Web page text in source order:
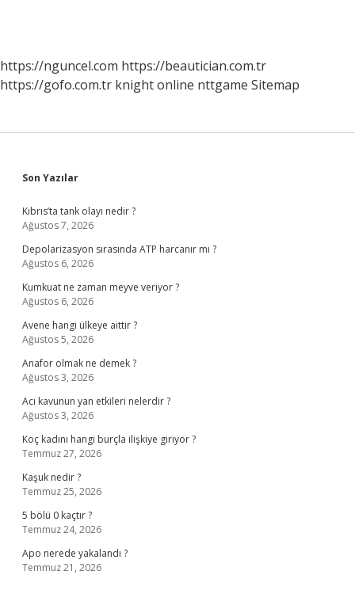
https://nguncel.com https://beautician.com.tr
https://gofo.com.tr knight online nttgame Sitemap
Sidebar
Son Yazılar
Kıbrıs’ta tank olayı nedir ?
Ağustos 7, 2026
Depolarizasyon sırasında ATP harcanır mı ?
Ağustos 6, 2026
Kumkuat ne zaman meyve veriyor ?
Ağustos 6, 2026
Avene hangi ülkeye aittir ?
Ağustos 5, 2026
Anafor olmak ne demek ?
Ağustos 3, 2026
Acı kavunun yan etkileri nelerdir ?
Ağustos 3, 2026
Koç kadını hangi burçla ilişkiye giriyor ?
Temmuz 27, 2026
Kaşuk nedir ?
Temmuz 25, 2026
5 bölü 0 kaçtır ?
Temmuz 24, 2026
Apo nerede yakalandı ?
Temmuz 21, 2026